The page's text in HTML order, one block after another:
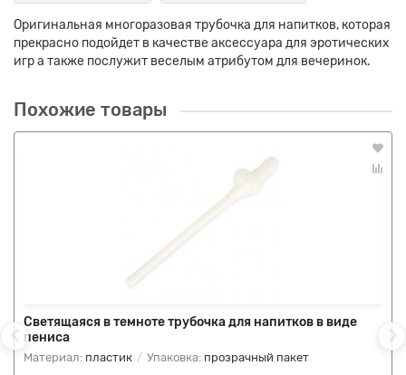
Оригинальная многоразовая трубочка для напитков, которая
прекрасно подойдет в качестве аксессуара для эротических
игр а также послужит веселым атрибутом для вечеринок.
Похожие товары
Светящаяся в темноте трубочка для напитков в виде
пениса
Материал: пластик Упаковка: прозрачный пакет